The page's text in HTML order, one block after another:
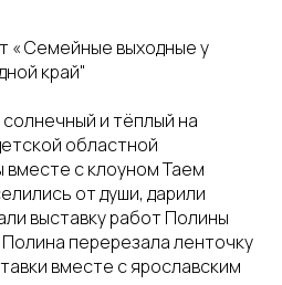
« Семейные выходные у
край"
и тёплый на
областной
вместе с клоуном Таем
от души, дарили
выставку работ Полины
перерезала ленточку
вместе с ярославским